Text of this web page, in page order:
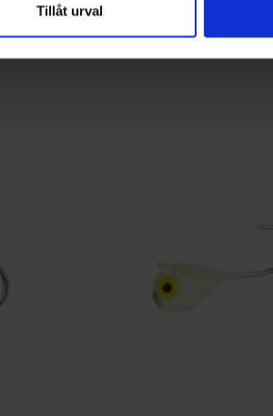
Tillåt urval